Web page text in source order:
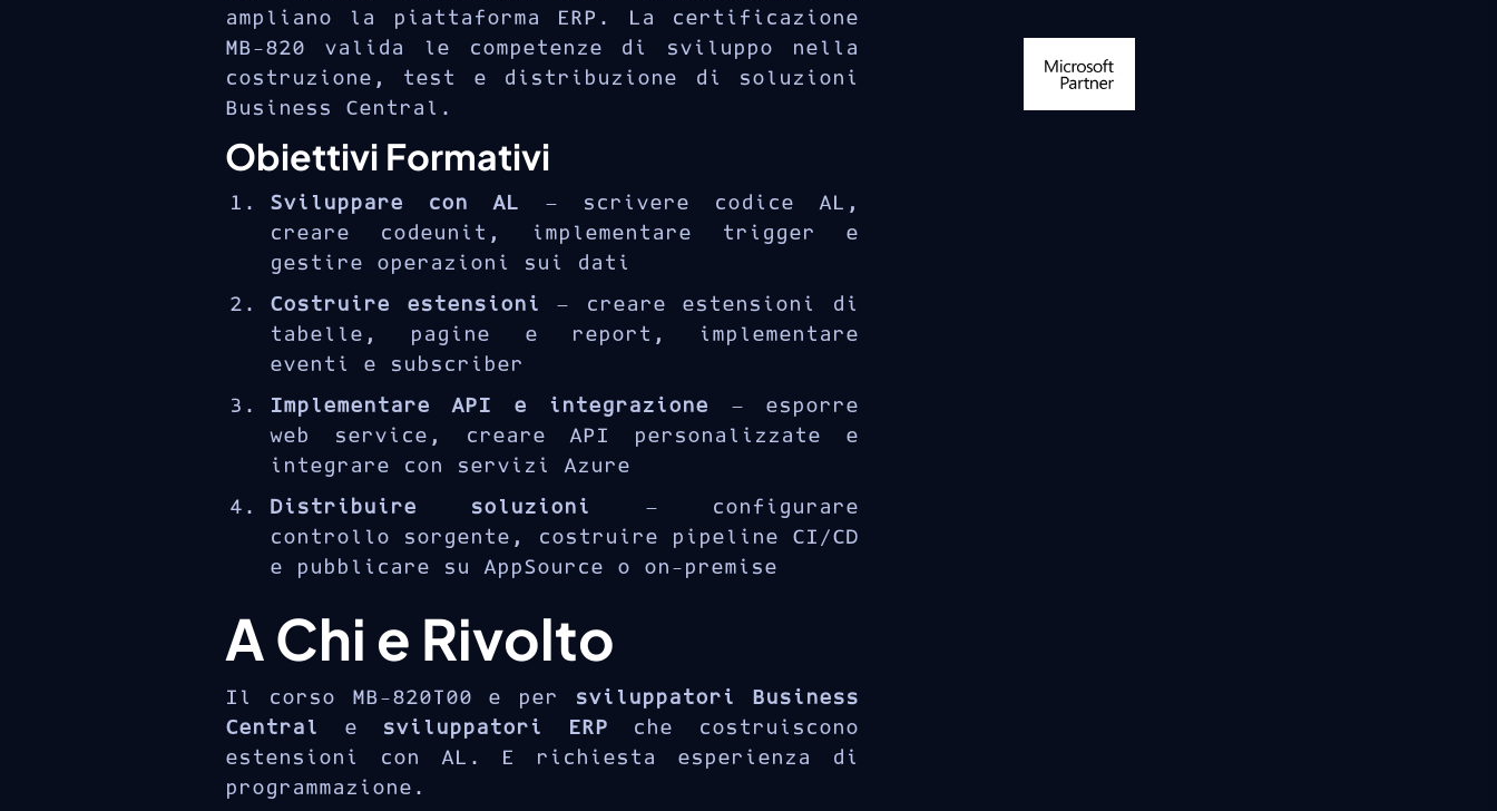
ampliano la piattaforma ERP. La certificazione
MB-820 valida le competenze di sviluppo nella
costruzione, test e distribuzione di soluzioni
Business Central.
Obiettivi Formativi
Sviluppare con AL — scrivere codice AL,
creare codeunit, implementare trigger e
gestire operazioni sui dati
Costruire estensioni — creare estensioni di
tabelle, pagine e report, implementare
eventi e subscriber
Implementare API e integrazione — esporre
web service, creare API personalizzate e
integrare con servizi Azure
Distribuire soluzioni
— configurare
controllo sorgente, costruire pipeline CI/CD
e pubblicare su AppSource o on-premise
A Chi e Rivolto
Il corso MB-820T00 e per sviluppatori Business
Central
e sviluppatori ERP che costruiscono
estensioni con AL. E richiesta esperienza di
programmazione.